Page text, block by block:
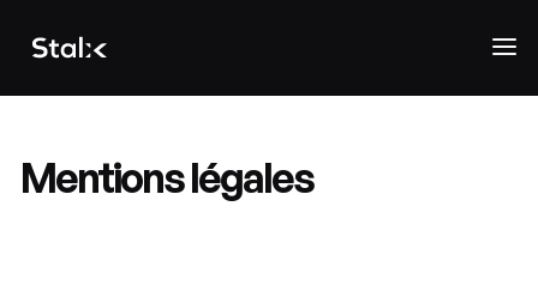
Mentions légales